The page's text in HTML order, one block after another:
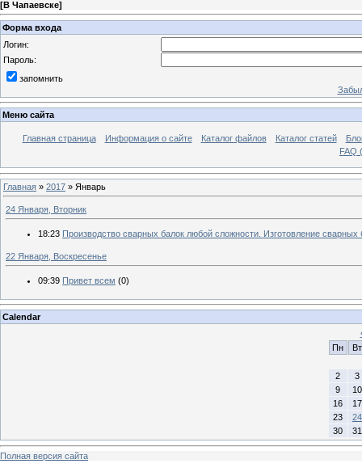
[В Чапаевске]
Форма входа
Логин:
Пароль:
запомнить
Меню сайта
Главная страница Информация о сайте Каталог файлов Каталог статей
FAQ
Главная » 2017 » Январь
24 Января, Вторник
18:23 Производство сварных балок любой сложности. Изготовление
22 Января, Воскресенье
09:39 Привет всем (0)
Calendar
Пн
Вт
2
3
9
10
16
17
23
24
30
31
Полная версия сайта